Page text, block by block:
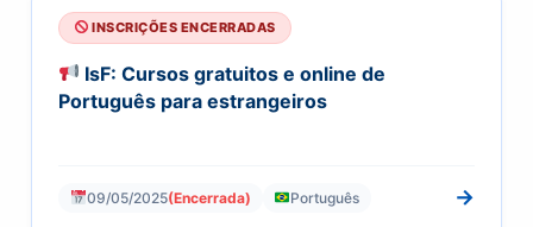
INSCRIÇÕES ENCERRADAS
IsF: Cursos gratuitos e online de
Português para estrangeiros
09/05/2025(Encerrada) Português →